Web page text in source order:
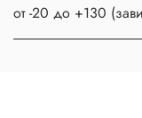
от -20 до +130